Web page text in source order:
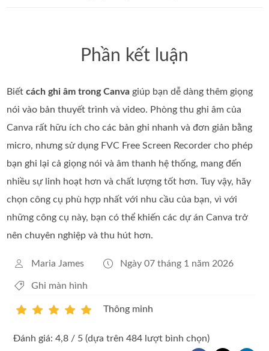
Phần kết luận
Biếtcách ghi âm trong Canva giúp bạn dễ dàng thêm giọng
nói vào bản thuyết trình và video. Phòng thu ghi âm của
Canva rất hữu ích cho các bản ghi nhanh và đơn giản bằng
micro, nhưng sử dụng FVC Free Screen Recorder cho phép
bạn ghi lại cả giọng nói và âm thanh hệ thống, mang đến
nhiều sự linh hoạt hơn và chất lượng tốt hơn. Tuy vậy, hãy
chọn công cụ phù hợp nhất với nhu cầu của bạn, vì với
những công cụ này, bạn có thể khiến các dự án Canva trở
nên chuyên nghiệp và thu hút hơn.
Maria James Ngày 07 tháng 1 năm 2026
Ghi màn hình
Thông minh
Đánh giá: 4,8 / 5 (dựa trên 484 lượt bình chọn)